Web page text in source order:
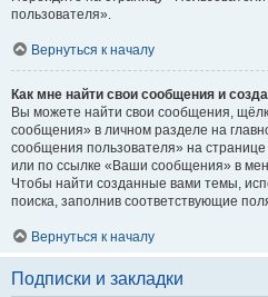
пользователя».
Вернуться к началу
Как мне найти свои сообщения и
Вы можете найти свои сообщения,
сообщения» в личном разделе на
сообщения пользователя» на
или по ссылке «Ваши сообщения» в
Чтобы найти созданные вами темы,
поиска, заполнив соответствующие
Вернуться к началу
Подписки и закладки